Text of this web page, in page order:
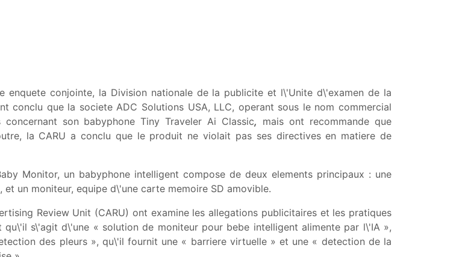
enquete conjointe, la Division nationale de la publicite et l\'Unite d\'examen de la
conclu que la societe ADC Solutions USA, LLC, operant sous le nom commercial
son babyphone Tiny Traveler Ai Classic, mais ont recommande que
la CARU a conclu que le produit ne violait pas ses directives en matiere de
Monitor, un babyphone intelligent compose de deux elements principaux : une
un moniteur, equipe d\'une carte memoire SD amovible.
Review Unit (CARU) ont examine les allegations publicitaires et les pratiques
s\'agit d\'une « solution de moniteur pour bebe intelligent alimente par l\'IA »,
des pleurs », qu\'il fournit une « barriere virtuelle » et une « detection de la